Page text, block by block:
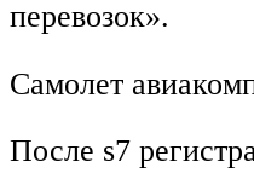
перевозок».
Самолет
После s7